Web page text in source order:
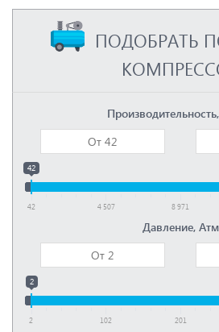
ПОДОБРАТЬ
42
42 4 507 8 971
Давление, Атм
2
2 102 201